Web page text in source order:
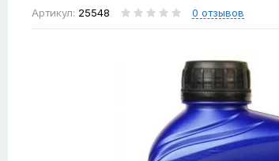
Артикул: 25548 0 отзывов